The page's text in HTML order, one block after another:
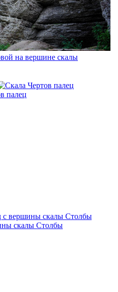
на вершине скалы
палец
скалы Столбы